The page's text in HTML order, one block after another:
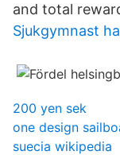
and total
Sjukgymnast
200 yen sek
one design
suecia wikipedia